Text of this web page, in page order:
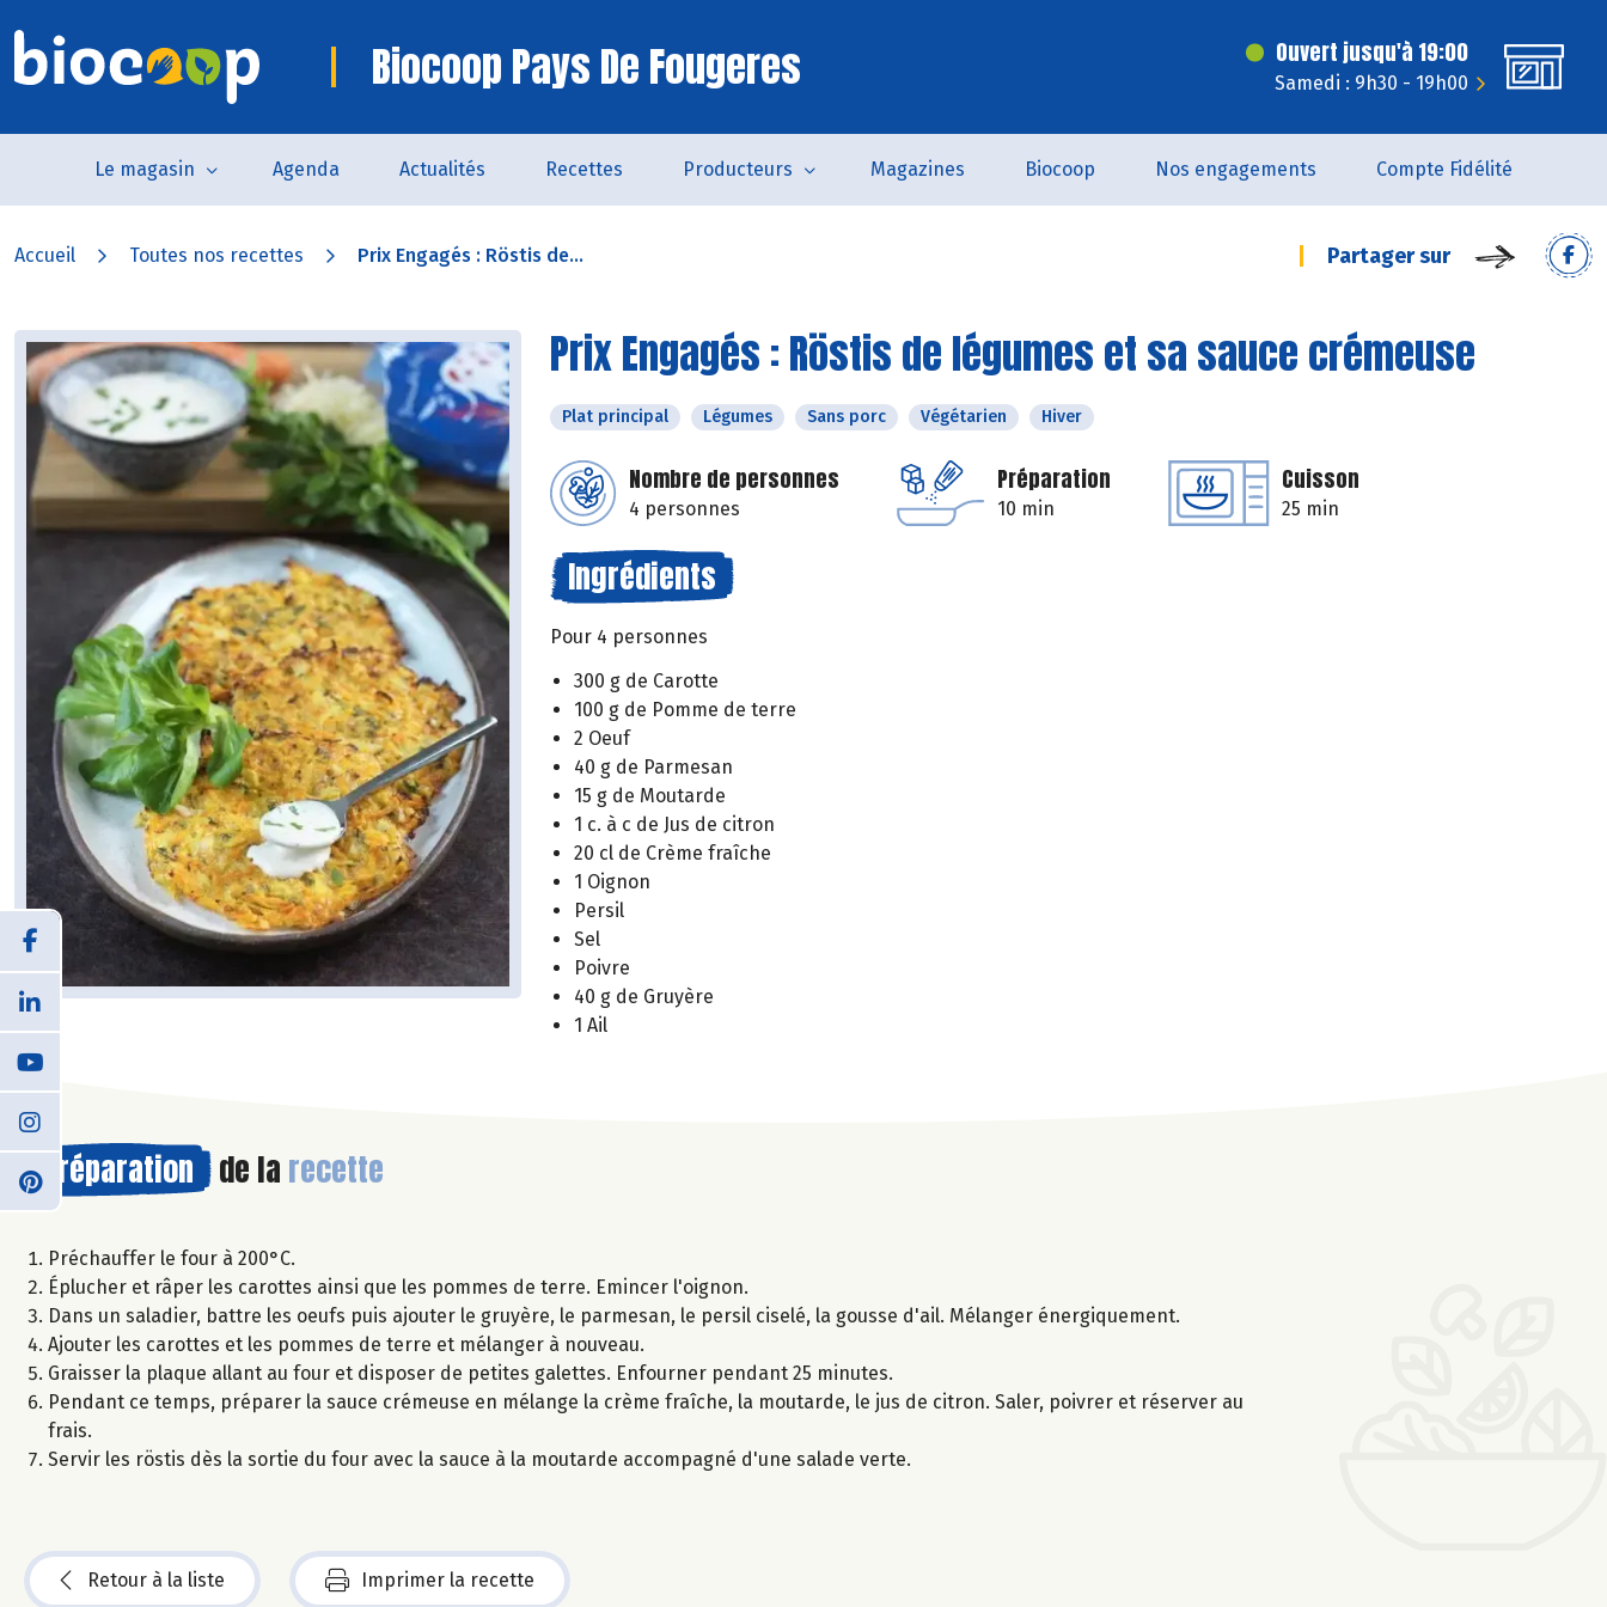
Biocoop Pays De Fougeres Ouvert jusqu'à 19:00
Samedi : 9h30 - 19h00
Le magasin Agenda Actualités Recettes Producteurs Magazines Biocoop Nos engagements Compte Fidélité
Accueil Toutes nos recettes Prix Engagés : Röstis de... Partager sur
Prix Engagés : Röstis de légumes et sa sauce crémeuse
Plat principal Légumes Sans porc Végétarien Hiver
Nombre de personnes
4 personnes
Préparation
10 min
Cuisson
25 min
Ingrédients
Pour 4 personnes
300 g de Carotte
100 g de Pomme de terre
2 Oeuf
40 g de Parmesan
15 g de Moutarde
1 c. à c de Jus de citron
20 cl de Crème fraîche
1 Oignon
Persil
Sel
Poivre
40 g de Gruyère
1 Ail
Préparation de la recette
Préchauffer le four à 200°C.
Éplucher et râper les carottes ainsi que les pommes de terre. Emincer l'oignon.
Dans un saladier, battre les oeufs puis ajouter le gruyère, le parmesan, le persil ciselé, la gousse d'ail. Mélanger énergiquement.
Ajouter les carottes et les pommes de terre et mélanger à nouveau.
Graisser la plaque allant au four et disposer de petites galettes. Enfourner pendant 25 minutes.
Pendant ce temps, préparer la sauce crémeuse en mélange la crème fraîche, la moutarde, le jus de citron. Saler, poivrer et réserver au
frais.
Servir les röstis dès la sortie du four avec la sauce à la moutarde accompagné d'une salade verte.
Retour à la liste Imprimer la recette